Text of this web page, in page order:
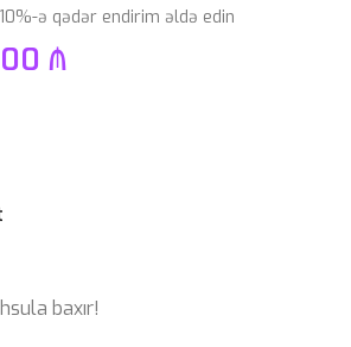
ə qədər endirim əldə edin
₼
baxır!